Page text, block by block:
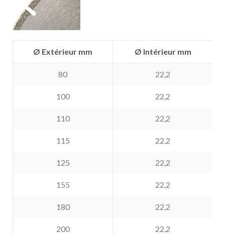
Ø Extérieur mm Ø Intérieur mm
80 22,2
100 22,2
110 22,2
115 22,2
125 22,2
155 22,2
180 22,2
200 22,2